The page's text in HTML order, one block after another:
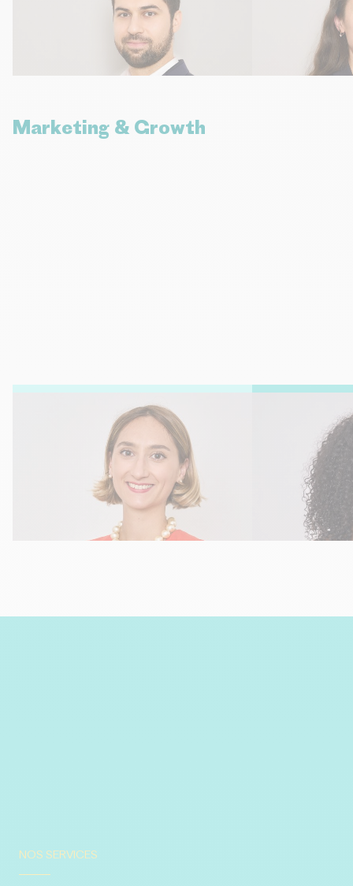
Directeur de projets & Manager Consultante
Marketing & Growth
Marie LAMBERT
Directrice Marketing Stratégique,
Communication & Growth
marie.lambert@europeaneconomics.com
Régine
Chargée du
NOS SERVICES